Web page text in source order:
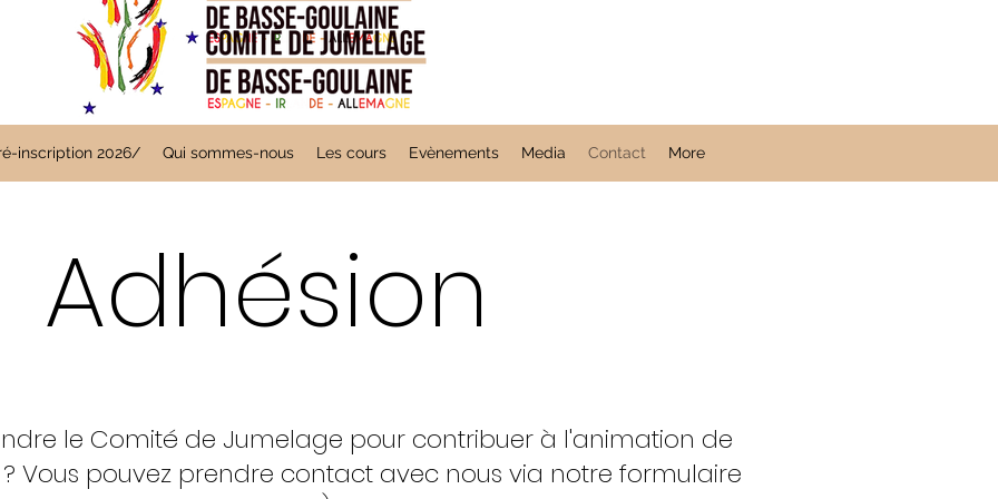
inscription 2026/ Qui sommes-nous Les cours Evènements Media Contact More
Adhésion
le Comité de Jumelage pour contribuer à l'animation de
Vous pouvez prendre contact avec nous via notre formulaire